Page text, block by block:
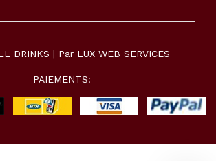
DRINKS | Par LUX WEB SERVICES
PAIEMENTS: